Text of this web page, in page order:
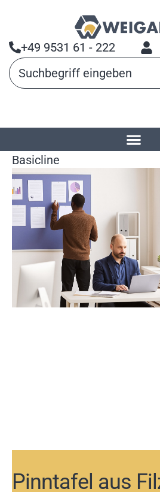
+49 9531 61 - 222
»
Basicline
Pinntafel aus